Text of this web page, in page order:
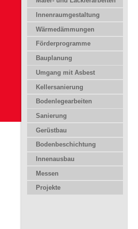
Innenraumgestaltung
Wärmedämmungen
Förderprogramme
Bauplanung
Umgang mit Asbest
Kellersanierung
Bodenlegearbeiten
Sanierung
Gerüstbau
Bodenbeschichtung
Innenausbau
Messen
Projekte